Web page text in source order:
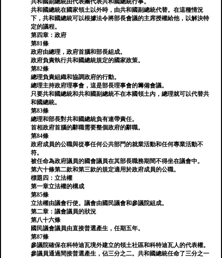
共和國副總統由代表團代表共和國總統行事。
共和國總統在國家領土以外時，由共和國副總統代替。在這種情況
下，共和國總統可以根據法令將部長會議的主席授權給他，以解決特
定的議程。
第四章：政府
第81條
政府由總理，政府首腦和部長組成。
政府負責執行共和國總統規定的國家政策。
第82條
總理負責組織和協調政府的行動。
總理主持政府理事會，這是部長理事會的籌備會議。
只要共和國總統和共和國副總統不在本國領土內，總理就可以代替共
和國總統。
第83條
總理和部長對共和國總統負有連帶責任。
首相政府首腦的辭職需要整個政府的辭職。
第84條
政府成員的公職與從事任何公共部門的就業活動和任何專業活動不
符。
被任命為政府議員的國會議員在其部長職務期間不得坐在議會中。
第六十條第二款和第三款的規定適用於政府成員的公職。
標題四：立法權
第一章立法權的構成
第85條
立法權由議會行使。議會由國民議會和參議院組成。
第二章：議會議員的狀況
第八十六條
國民議會議員由直接普選產生，任期五年。
第87條
參議院確保在科特迪瓦境外建立的領土社區和科特迪瓦人的代表權。
參議員通過間接普選產生，佔三分之二。共和國總統任命了三分之一